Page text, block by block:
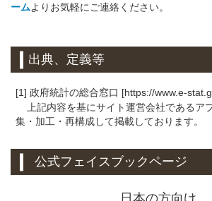
ームよりお気軽にご連絡ください。
出典、定義等
[1] 政府統計の総合窓口 [https://www.e-
上記内容を基にサイト運営会社であるア
集・加工・再構成して掲載しております。
公式フェイスブックページ
日本の方向け